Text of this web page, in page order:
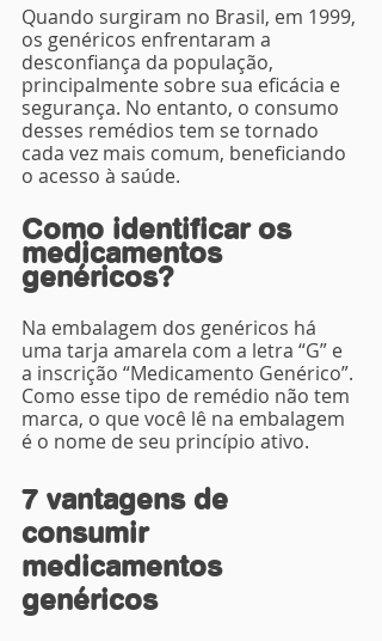
Quando surgiram no Brasil, em 1999,
os genéricos enfrentaram a
desconfiança da população,
principalmente sobre sua eficácia e
segurança. No entanto, o consumo
desses remédios tem se tornado
cada vez mais comum, beneficiando
o acesso à saúde.
Como identificar os
medicamentos
genéricos?
Na embalagem dos genéricos há
uma tarja amarela com a letra “G” e
a inscrição “Medicamento Genérico”.
Como esse tipo de remédio não tem
marca, o que você lê na embalagem
é o nome de seu princípio ativo.
7 vantagens de
consumir
medicamentos
genéricos